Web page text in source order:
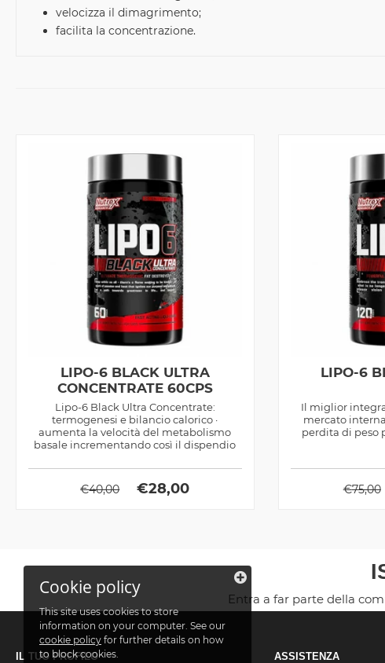
velocizza il dimagrimento;
facilita la concentrazione.
LIPO-6 BLACK ULTRA
CONCENTRATE 60CPS
Lipo-6 Black Ultra Concentrate:
termogenesi e bilancio calorico ·
aumenta la velocità del metabolismo
basale incrementando così il dispendio
€40,00 €28,00
LIPO-6
Il miglior
mercato
perdita di peso
€75,00
Entra a far parte della
IL TUO PROFILO ASSISTENZA
Cookie policy
This site uses cookies to store
information on your computer. See our
cookie policy for further details on how
to block cookies.